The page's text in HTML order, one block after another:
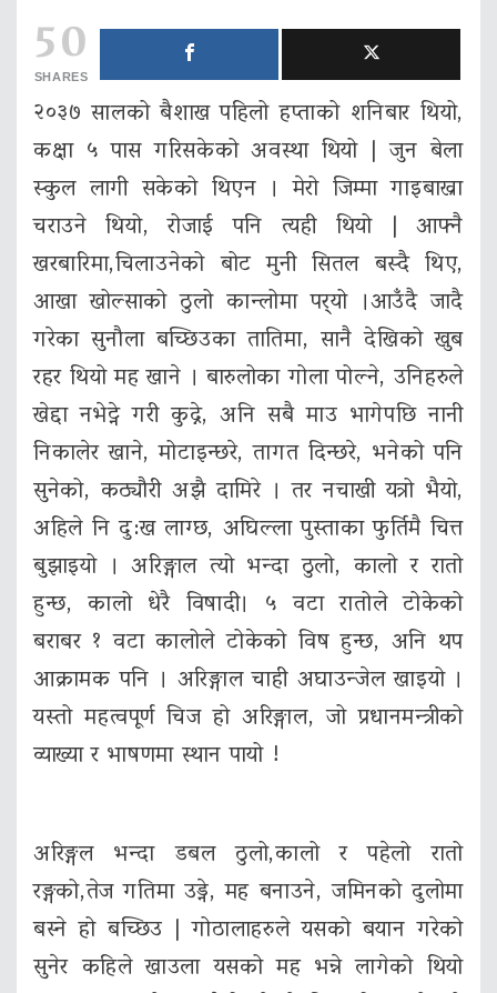
50
SHARES
२०३७ सालको बैशाख पहिलो हप्ताको शनिबार थियो,
कक्षा ५ पास गरिसकेको अवस्था थियो | जुन बेला
स्कुल लागी सकेको थिएन । मेरो जिम्मा गाइबाख्रा
चराउने थियो, रोजाई पनि त्यही थियो | आफ्नै
खरबारिमा,चिलाउनेको बोट मुनी सितल बस्दै थिए,
आखा खोल्साको ठुलो कान्लोमा पर्‍यो ।आउँदै जादै
गरेका सुनौला बच्छिउका तातिमा, सानै देखिको खुब
रहर थियो मह खाने । बारुलोका गोला पोल्ने, उनिहरुले
खेद्दा नभेट्ने गरी कुद्ने, अनि सबै माउ भागेपछि नानी
निकालेर खाने, मोटाइन्छरे, तागत दिन्छरे, भनेको पनि
सुनेको, कठ्यौरी अझै दामिरे । तर नचाखी यत्रो भैयो,
अहिले नि दु:ख लाग्छ, अघिल्ला पुस्ताका फुर्तिमै चित्त
बुझाइयो । अरिङ्गाल त्यो भन्दा ठुलो, कालो र रातो
हुन्छ, कालो धेरै विषादी। ५ वटा रातोले टोकेको
बराबर १ वटा कालोले टोकेको विष हुन्छ, अनि थप
आक्रामक पनि । अरिङ्गाल चाही अघाउन्जेल खाइयो ।
यस्तो महत्वपूर्ण चिज हो अरिङ्गाल, जो प्रधानमन्त्रीको
व्याख्या र भाषणमा स्थान पायो !
अरिङ्गल भन्दा डबल ठुलो,कालो र पहेलो रातो
रङ्गको,तेज गतिमा उड्ने, मह बनाउने, जमिनको दुलोमा
बस्ने हो बच्छिउ | गोठालाहरुले यसको बयान गरेको
सुनेर कहिले खाउला यसको मह भन्ने लागेको थियो